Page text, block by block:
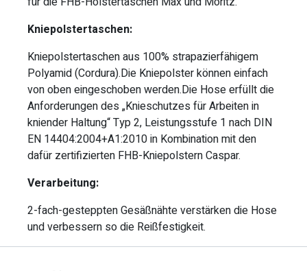
Kniepolstertaschen:
Kniepolstertaschen aus 100% strapazierfähigem
Polyamid (Cordura).Die Kniepolster können einfach
von oben eingeschoben werden.Die Hose erfüllt die
Anforderungen des „Knieschutzes für Arbeiten in
kniender Haltung“ Typ 2, Leistungsstufe 1 nach DIN
EN 14404:2004+A1:2010 in Kombination mit den
dafür zertifizierten FHB-Kniepolstern Caspar.
Verarbeitung:
2-fach-gesteppten Gesäßnähte verstärken die Hose
und verbessern so die Reißfestigkeit.